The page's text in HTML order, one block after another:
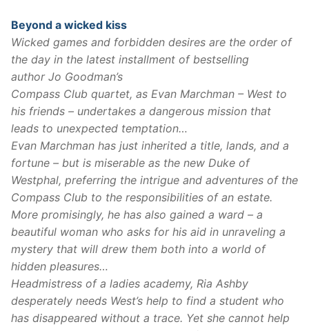
Beyond a wicked kiss
Wicked games and forbidden desires are the order of
the day in the latest installment of bestselling
author Jo Goodman’s
Compass Club quartet, as Evan Marchman – West to
his friends – undertakes a dangerous mission that
leads to unexpected temptation…
Evan Marchman has just inherited a title, lands, and a
fortune – but is miserable as the new Duke of
Westphal, preferring the intrigue and adventures of the
Compass Club to the responsibilities of an estate.
More promisingly, he has also gained a ward – a
beautiful woman who asks for his aid in unraveling a
mystery that will drew them both into a world of
hidden pleasures…
Headmistress of a ladies academy, Ria Ashby
desperately needs West’s help to find a student who
has disappeared without a trace. Yet she cannot help